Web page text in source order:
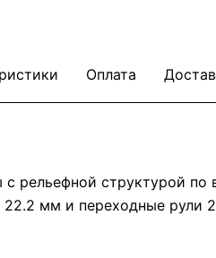
Оплата
рельефной структурой по
22.2 мм и переходные рули